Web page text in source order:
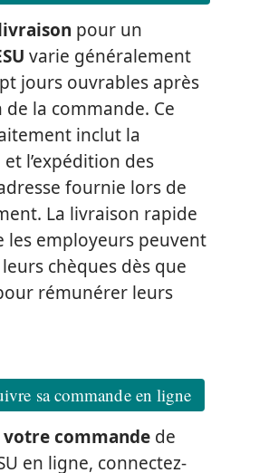
pour un
varie généralement
jours ouvrables après
la commande. Ce
inclut la
l’expédition des
fournie lors de
La livraison rapide
les employeurs peuvent
chèques dès que
rémunérer leurs
sa commande en ligne
commande de
en ligne, connectez-